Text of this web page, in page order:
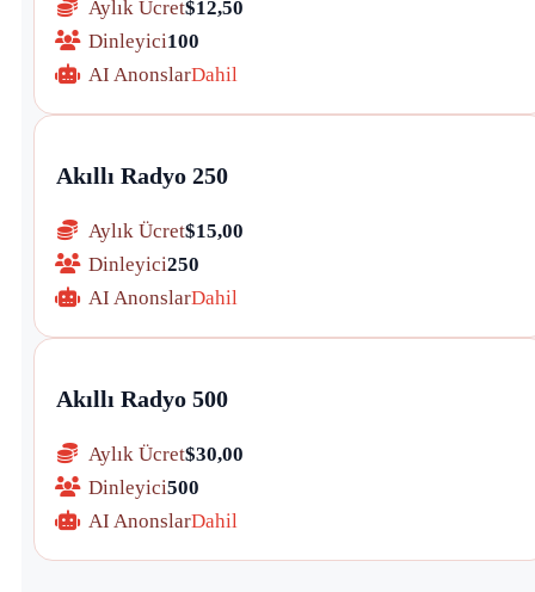
Aylık Ücret$12,50
Dinleyici100
AI AnonslarDahil
Akıllı Radyo 250
Aylık Ücret$15,00
Dinleyici250
AI AnonslarDahil
Akıllı Radyo 500
Aylık Ücret$30,00
Dinleyici500
AI AnonslarDahil